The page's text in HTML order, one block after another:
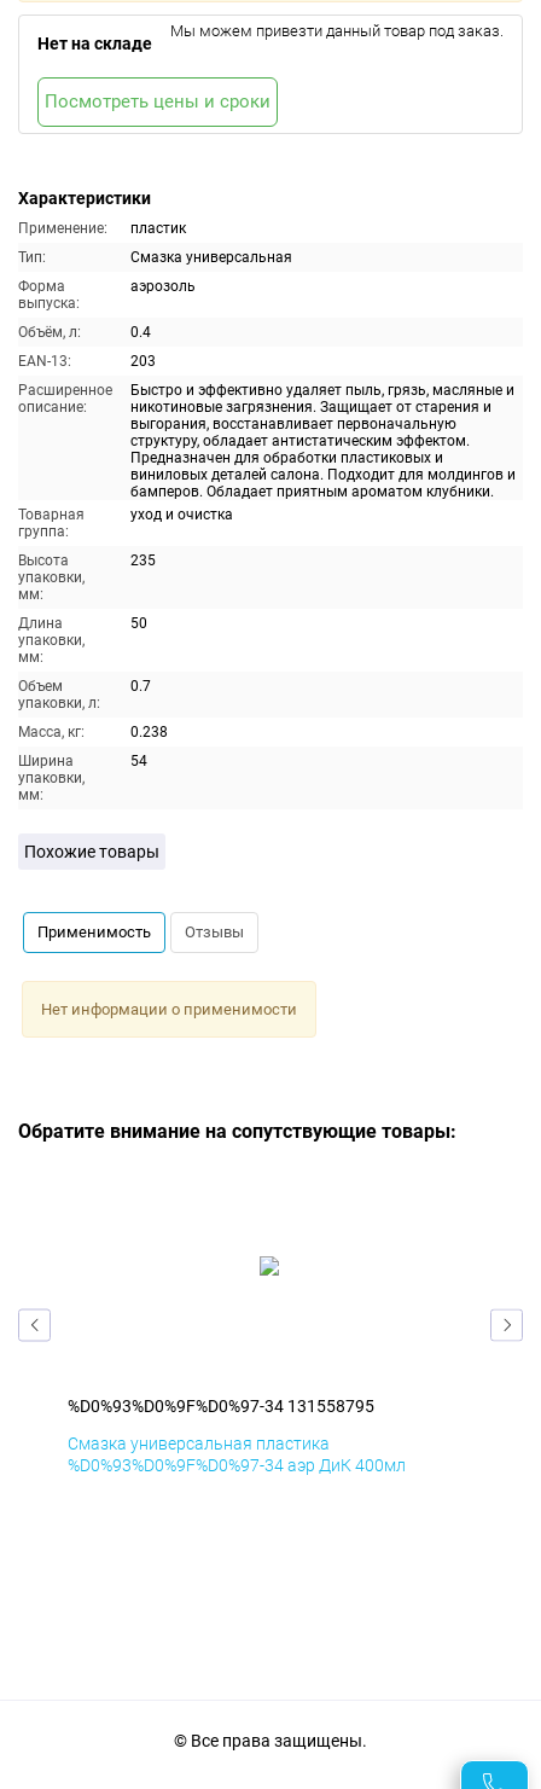
Характеристики
Применение:
пластик
Тип:
Смазка универсальная
Форма
выпуска:
аэрозоль
Объём, л:
0.4
EAN-13:
203
Расширенное
описание:
Быстро и эффективно удаляет пыль, грязь, масляные и
никотиновые загрязнения. Защищает от старения и
выгорания, восстанавливает первоначальную
структуру, обладает антистатическим эффектом.
Предназначен для обработки пластиковых и
виниловых деталей салона. Подходит для молдингов и
бамперов. Обладает приятным ароматом клубники.
Товарная
группа:
уход и очистка
Высота
упаковки,
мм:
235
Длина
упаковки,
мм:
50
Объем
упаковки, л:
0.7
Масса, кг:
0.238
Ширина
упаковки,
мм:
54
Нет на складе
Мы можем привезти данный товар под заказ.
Посмотреть цены и сроки
Похожие товары
Применимость Отзывы
Нет информации о применимости
Обратите внимание на сопутствующие товары:
%D0%93%D0%9F%D0%97-34 131558795
Смазка универсальная пластика
%D0%93%D0%9F%D0%97-34 аэр ДиК 400мл
© Все права защищены.